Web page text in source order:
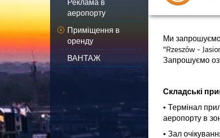
аеропорту
Приміщення в
оренду
ВАНТАЖ
Ми запрошуємо
"Rzeszów -
Запрошуємо
Складські
• Термінал
аеропорту в
• Зал